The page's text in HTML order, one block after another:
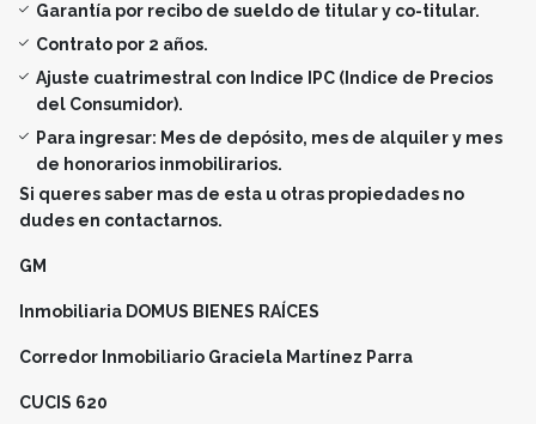
Garantía por recibo de sueldo de titular y co-titular.
Contrato por 2 años.
Ajuste cuatrimestral con Indice IPC (Indice de Precios
del Consumidor).
Para ingresar: Mes de depósito, mes de alquiler y mes
de honorarios inmobilirarios.
Si queres saber mas de esta u otras propiedades no
dudes en contactarnos.
GM
Inmobiliaria DOMUS BIENES RAÍCES
Corredor Inmobiliario Graciela Martínez Parra
CUCIS 620